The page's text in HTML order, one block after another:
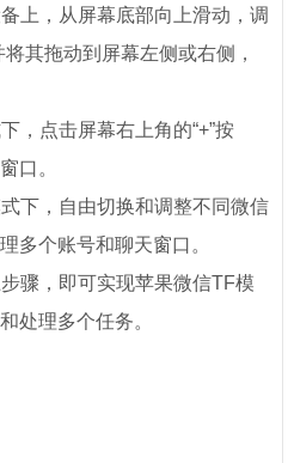
上，从屏幕底部向上滑动，调
其拖动到屏幕左侧或右侧，
，点击屏幕右上角的“+”按
口。
下，自由切换和调整不同微信
多个账号和聊天窗口。
骤，即可实现苹果微信TF模
处理多个任务。